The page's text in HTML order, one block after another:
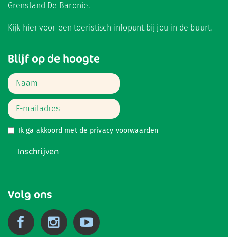
Grensland De Baronie.
Kijk hiervoor een toeristisch infopunt bij jou in de buurt.
Blijf op de hoogte
Ik ga akkoord met de privacy voorwaarden
Inschrijven
Volg ons